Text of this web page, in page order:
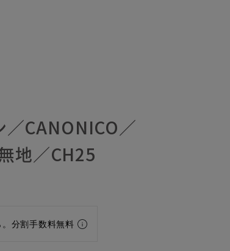
CANONICO／
地／CH25
。分割手数料無料